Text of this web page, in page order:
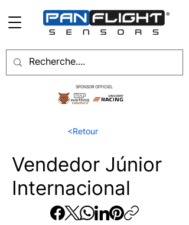
SPONSOR OFFICIEL
<Retour
Vendedor Júnior
Internacional